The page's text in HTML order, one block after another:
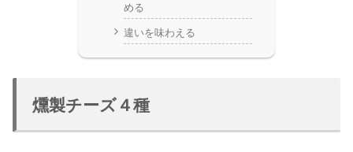
める
違いを味わえる
燻製チーズ４種